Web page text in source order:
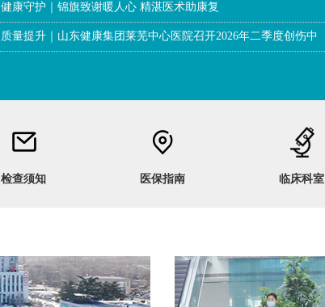
健康守护｜锦旗致谢暖人心 精湛医术助康复
质量提升｜山东健康集团莱芜中心医院召开2026年二季度创伤中
检查须知 医保指南 临床科室